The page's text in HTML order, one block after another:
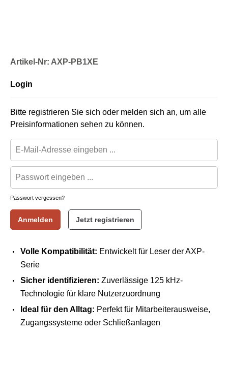
Artikel-Nr: AXP-PB1XE
Login
Bitte registrieren Sie sich oder melden sich an, um alle
Preisinformationen sehen zu können.
Passwort vergessen?
Anmelden Jetzt registrieren
Volle Kompatibilität: Entwickelt für Leser der AXP-
Serie
Sicher identifizieren: Zuverlässige 125 kHz-
Technologie für klare Nutzerzuordnung
Ideal für den Alltag: Perfekt für Mitarbeiterausweise,
Zugangssysteme oder Schließanlagen